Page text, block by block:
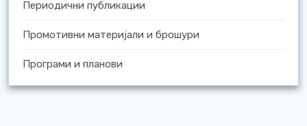
Периодични публикации
Промотивни материјали и брошури
Програми и планови